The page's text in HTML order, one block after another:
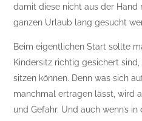
damit diese nicht aus der Hand
ganzen Urlaub lang gesucht
Beim eigentlichen Start sollte
Kindersitz richtig gesichert
sitzen können. Denn was sich
manchmal ertragen lässt, wird
und Gefahr. Und auch wenn’s in